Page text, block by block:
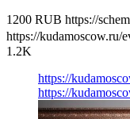
1200 RUB https://
https://kudamoscow.ru/
1.2K
https://
https://